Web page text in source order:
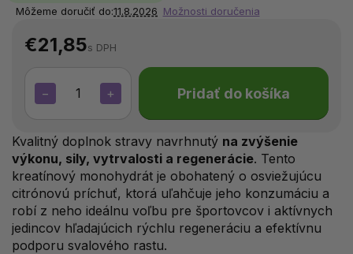
€21,85s DPH
+
− Pridať do košíka
Kvalitný doplnok stravy navrhnutý na zvýšenie
výkonu, sily, vytrvalosti a regenerácie. Tento
kreatínový monohydrát je obohatený o osviežujúcu
citrónovú príchuť, ktorá uľahčuje jeho konzumáciu a
robí z neho ideálnu voľbu pre športovcov i aktívnych
jedincov hľadajúcich rýchlu regeneráciu a efektívnu
podporu svalového rastu.
Môžeme doručiť do:11.8.2026 Možnosti doručenia